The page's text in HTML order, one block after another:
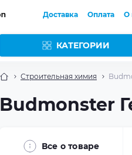
Доставка Оплата О
КАТЕГОРИИ
Строительная химия
Budmonster
Все о товаре